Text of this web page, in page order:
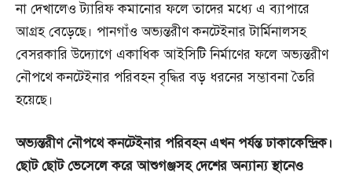
না দেখালেও ট্যারিফ কমানোর ফলে তাদের মধ্যে এ ব্যাপারে
আগ্রহ বেড়েছে। পানগাঁও অভ্যন্তরীণ কনটেইনার টার্মিনালসহ
বেসরকারি উদ্যোগে একাধিক আইসিটি নির্মাণের ফলে অভ্যন্তরীণ
নৌপথে কনটেইনার পরিবহন বৃদ্ধির বড় ধরনের সম্ভাবনা তৈরি
হয়েছে।
অভ্যন্তরীণনৌপথেকনটেইনার পরিবহনএখনপর্যন্তঢাকাকেন্দ্রিক।
ছোটছোটভেসেলেকরেআশুগঞ্জসহদেশেরঅন্যান্যস্থানেও